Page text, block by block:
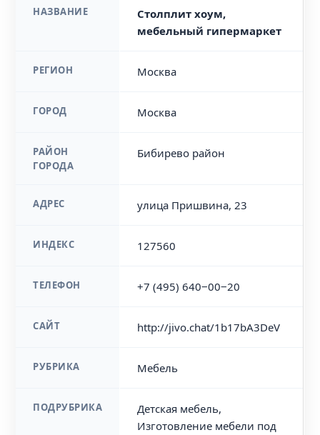
НАЗВАНИЕ
Столплит хоум,
мебельный гипермаркет
РЕГИОН Москва
ГОРОД Москва
РАЙОН
ГОРОДА
Бибирево район
АДРЕС улица Пришвина, 23
ИНДЕКС 127560
ТЕЛЕФОН +7 (495) 640‒00‒20
САЙТ http://jivo.chat/1b17bA3DeV
РУБРИКА Мебель
ПОДРУБРИКА
Детская мебель,
Изготовление мебели под